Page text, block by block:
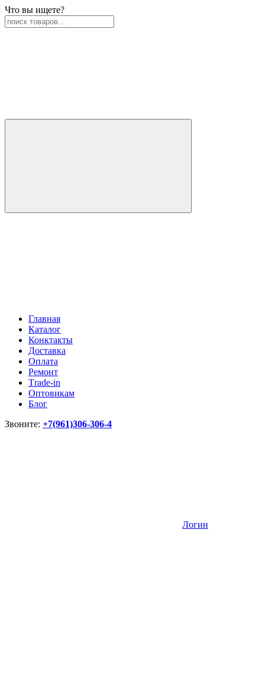
Что вы ищете?
Главная
Каталог
Конктакты
Доставка
Оплата
Ремонт
Тrade-in
Оптовикам
Блог
Звоните: +7(961)306-306-4
Логин